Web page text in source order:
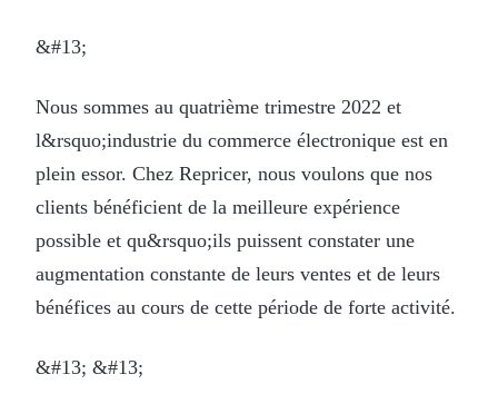
&#13;
Nous sommes au quatrième trimestre 2022 et
l&rsquo;industrie du commerce électronique est en
plein essor. Chez Repricer, nous voulons que nos
clients bénéficient de la meilleure expérience
possible et qu&rsquo;ils puissent constater une
augmentation constante de leurs ventes et de leurs
bénéfices au cours de cette période de forte activité.
&#13; &#13;